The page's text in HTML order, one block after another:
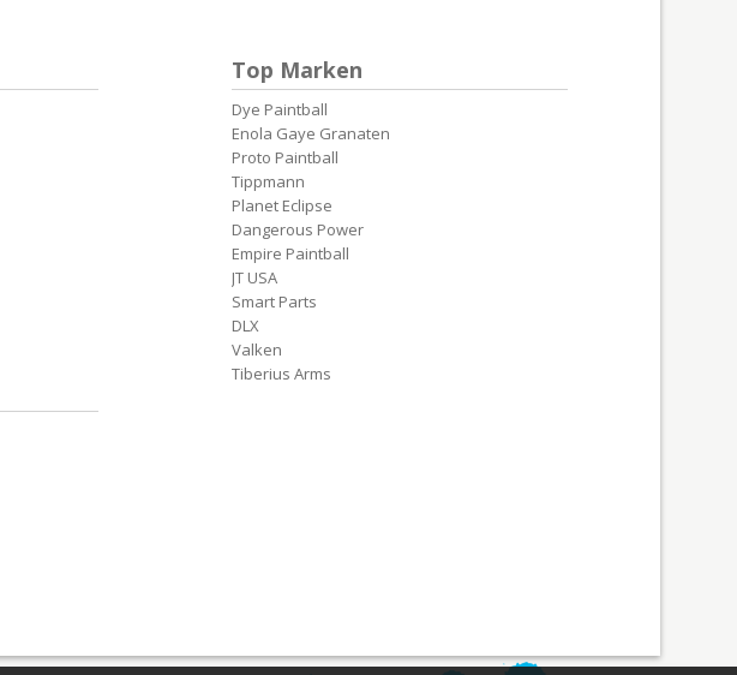
Top Marken
Dye Paintball
Enola Gaye Granaten
Proto Paintball
Tippmann
Planet Eclipse
Dangerous Power
Empire Paintball
JT USA
Smart Parts
DLX
Valken
Tiberius Arms